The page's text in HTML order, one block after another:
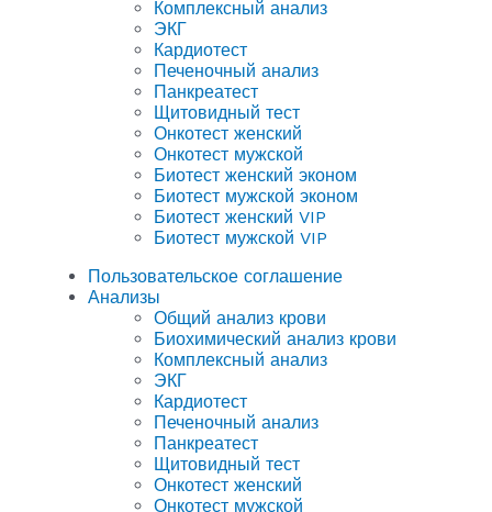
Комплексный анализ
ЭКГ
Кардиотест
Печеночный анализ
Панкреатест
Щитовидный тест
Онкотест женский
Онкотест мужской
Биотест женский эконом
Биотест мужской эконом
Биотест женский VIP
Биотест мужской VIP
Пользовательское соглашение
Анализы
Общий анализ крови
Биохимический анализ крови
Комплексный анализ
ЭКГ
Кардиотест
Печеночный анализ
Панкреатест
Щитовидный тест
Онкотест женский
Онкотест мужской